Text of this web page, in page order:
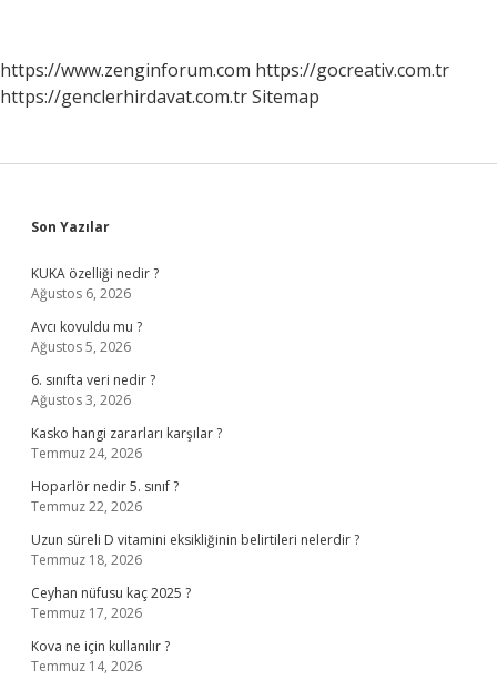
https://www.zenginforum.com https://gocreativ.com.tr
https://genclerhirdavat.com.trSitemap
Sidebar
Son Yazılar
KUKA özelliği nedir ?
Ağustos 6, 2026
Avcı kovuldu mu ?
Ağustos 5, 2026
6. sınıfta veri nedir ?
Ağustos 3, 2026
Kasko hangi zararları karşılar ?
Temmuz 24, 2026
Hoparlör nedir 5. sınıf ?
Temmuz 22, 2026
Uzun süreli D vitamini eksikliğinin belirtileri nelerdir ?
Temmuz 18, 2026
Ceyhan nüfusu kaç 2025 ?
Temmuz 17, 2026
Kova ne için kullanılır ?
Temmuz 14, 2026